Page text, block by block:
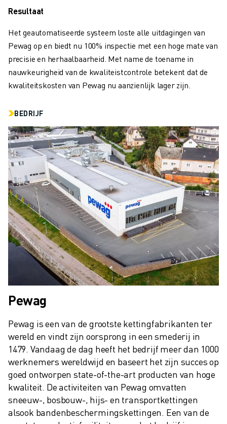
CONTACT
LOCATIES
COLOFON
Resultaat
Het geautomatiseerde systeem loste alle uitdagingen van
Pewag op en biedt nu 100% inspectie met een hoge mate van
precisie en herhaalbaarheid. Met name de toename in
nauwkeurigheid van de kwaliteistcontrole betekent dat de
kwaliteitskosten van Pewag nu aanzienlijk lager zijn.
BEDRIJF
Pewag
Pewag is een van de grootste kettingfabrikanten ter
wereld en vindt zijn oorsprong in een smederij in
1479. Vandaag de dag heeft het bedrijf meer dan 1000
werknemers wereldwijd en baseert het zijn succes op
goed ontworpen state-of-the-art producten van hoge
kwaliteit. De activiteiten van Pewag omvatten
sneeuw-, bosbouw-, hijs- en transportkettingen
alsook bandenbeschermingskettingen. Een van de